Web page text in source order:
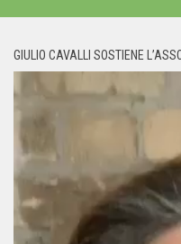
GIULIO CAVALLI SOSTIENE
Player